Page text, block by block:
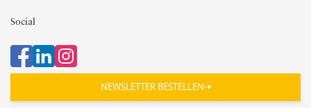
Social
NEWSLETTER BESTELLEN